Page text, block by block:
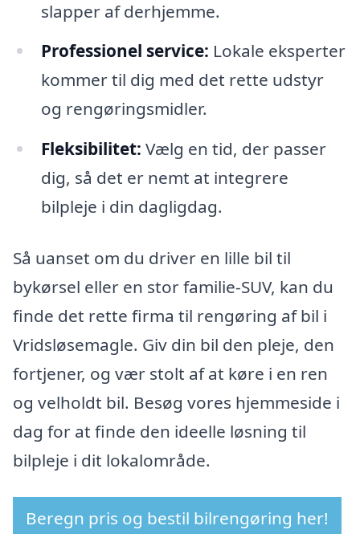
slapper af derhjemme.
Professionel service: Lokale eksperter
kommer til dig med det rette udstyr
og rengøringsmidler.
Fleksibilitet: Vælg en tid, der passer
dig, så det er nemt at integrere
bilpleje i din dagligdag.
Så uanset om du driver en lille bil til
bykørsel eller en stor familie-SUV, kan du
finde det rette firma til rengøring af bil i
Vridsløsemagle. Giv din bil den pleje, den
fortjener, og vær stolt af at køre i en ren
og velholdt bil. Besøg vores hjemmeside i
dag for at finde den ideelle løsning til
bilpleje i dit lokalområde.
Beregn pris og bestil bilrengøring her!